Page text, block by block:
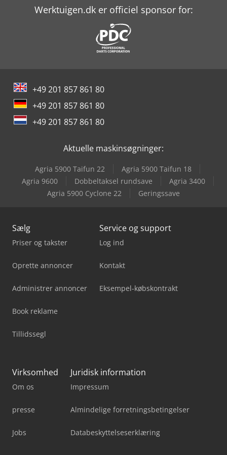
Haas Vf-4
Holzkraft Hbs 633 S
Holzkraft Vsa 38 L
Knuth R 32 Basic
Panhans 334/20
Scm Minimax Fs 41E
Werktuigen.dk er officiel sponsor for:
+49 201 857 861 80
+49 201 857 861 80
+49 201 857 861 80
Aktuelle maskinsøgninger:
Agria 5900 Taifun 22
Agria 5900 Taifun 18
Agria 9600
Dobbeltaksel rundsave
Agria 3400
Agria 5900 Cyclone 22
Geringssave
Sælg
Priser og takster
Oprette annoncer
Administrer annoncer
Book reklame
Tillidssegl
Service og support
Log ind
Kontakt
Eksempel-købskontrakt
Virksomhed
Om os
presse
Jobs
Juridisk information
Impressum
Almindelige forretningsbetingelser
Databeskyttelseserklæring